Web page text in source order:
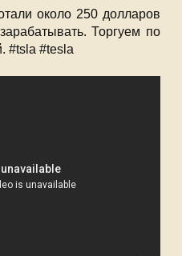
около 250 долларов
Торгуем по
#tsla #tesla